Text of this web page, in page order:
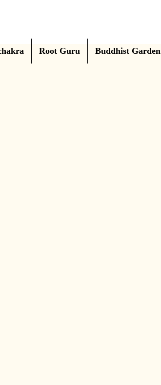
Root Guru Buddhist Garden